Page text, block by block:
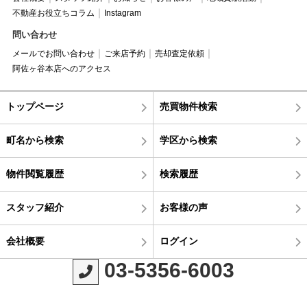
不動産お役立ちコラム
Instagram
問い合わせ
メールでお問い合わせ ご来店予約
売却査定依頼
阿佐ヶ谷本店へのアクセス
トップページ 売買物件検索
町名から検索 学区から検索
物件閲覧履歴 検索履歴
スタッフ紹介 お客様の声
会社概要 ログイン
03-5356-6003